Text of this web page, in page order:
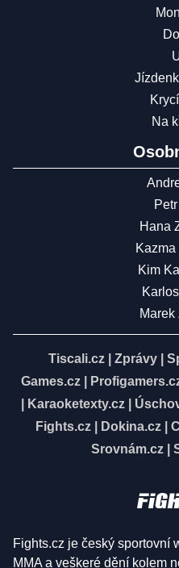
Na
Hana
Kim
Marek
Tiscali.cz Zprávy
Games.cz
Karaoketexty.cz|
Fights.cz
Dokina.cz
Srovnám.cz
Fights.cz je český sportovní
MMA a veškeré dění kolem